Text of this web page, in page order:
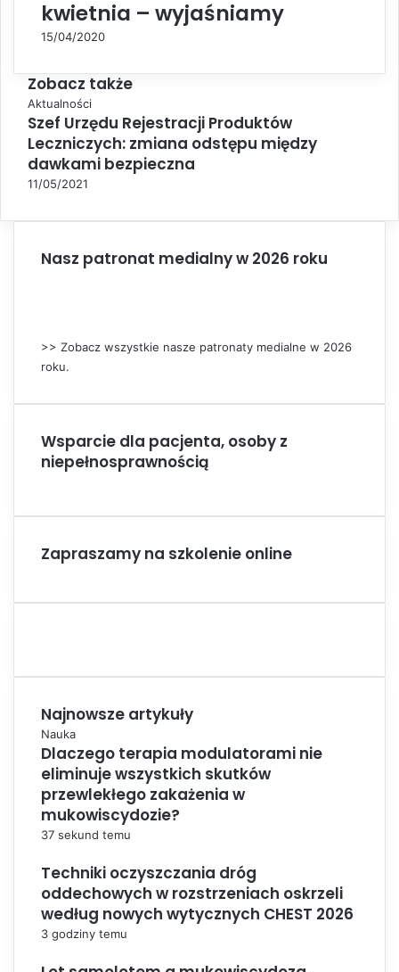
kwietnia – wyjaśniamy
15/04/2020
Zobacz także
C
l
o
s
e
Aktualności
Szef Urzędu Rejestracji Produktów
Leczniczych: zmiana odstępu między
dawkami bezpieczna
11/05/2021
Nasz patronat medialny w 2026 roku
>> Zobacz wszystkie nasze patronaty medialne w 2026
roku.
Wsparcie dla pacjenta, osoby z
niepełnosprawnością
Zapraszamy na szkolenie online
Najnowsze artykuły
Nauka
Dlaczego terapia modulatorami nie
eliminuje wszystkich skutków
przewlekłego zakażenia w
mukowiscydozie?
37 sekund temu
Techniki oczyszczania dróg
oddechowych w rozstrzeniach oskrzeli
według nowych wytycznych CHEST 2026
3 godziny temu